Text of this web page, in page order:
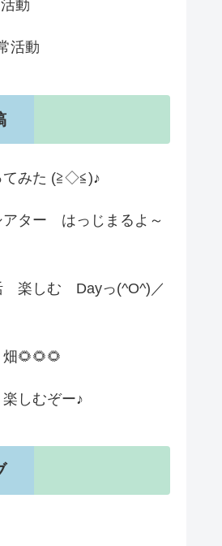
動
活動
みた (≧◇≦)♪
ター はっじまるよ～
楽しむ Dayっ(^O^)／
🌻🌻🌻
しむぞー♪